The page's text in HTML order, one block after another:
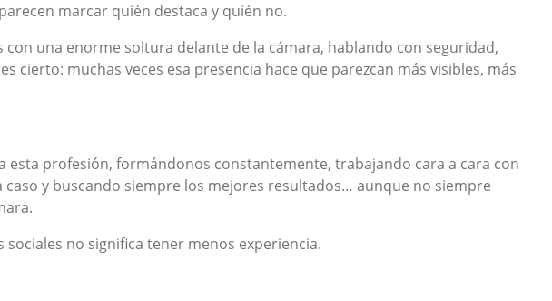
marcar quién destaca y quién no.
una enorme soltura delante de la cámara, hablando con seguridad,
cierto: muchas veces esa presencia hace que parezcan más visibles, más
esta profesión, formándonos constantemente, trabajando cara a cara con
y buscando siempre los mejores resultados… aunque no siempre
no significa tener menos experiencia.